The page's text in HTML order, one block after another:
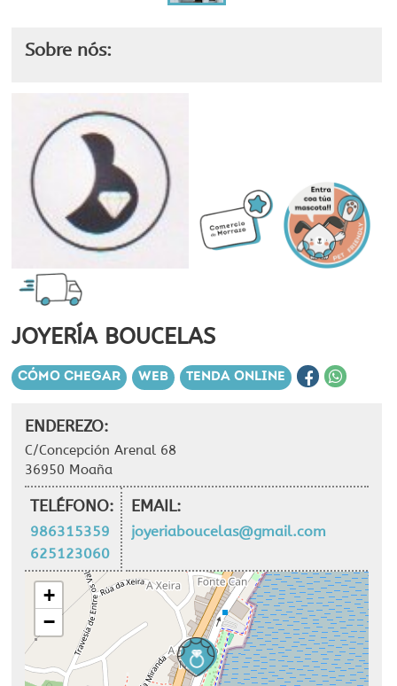
Sobre nós:
JOYERÍA BOUCELAS
CÓMO CHEGAR WEB TENDA ONLINE
ENDEREZO:
C/Concepción Arenal 68
36950 Moaña
TELÉFONO:
986315359
625123060
EMAIL:
joyeriaboucelas@gmail.com
+
−